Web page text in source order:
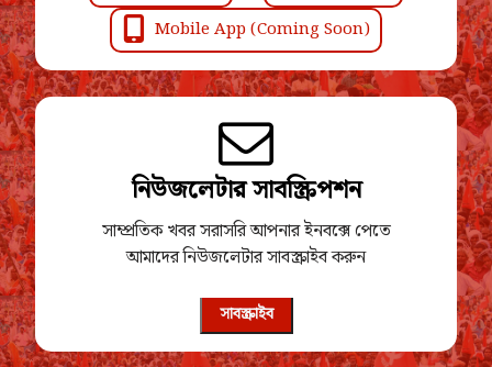
Mobile App (Coming Soon)
নিউজলেটার সাবস্ক্রিপশন
সাম্প্রতিক খবর সরাসরি আপনার ইনবক্সে পেতে
আমাদের নিউজলেটার সাবস্ক্রাইব করুন
সাবস্ক্রাইব